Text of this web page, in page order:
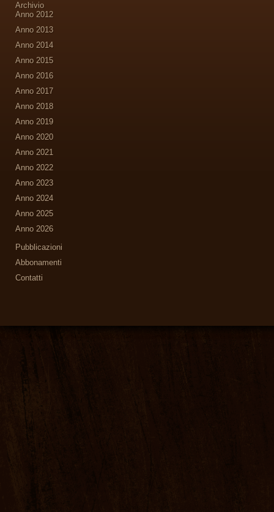
Archivio
Anno 2012
Anno 2013
Anno 2014
Anno 2015
Anno 2016
Anno 2017
Anno 2018
Anno 2019
Anno 2020
Anno 2021
Anno 2022
Anno 2023
Anno 2024
Anno 2025
Anno 2026
Pubblicazioni
Abbonamenti
Contatti